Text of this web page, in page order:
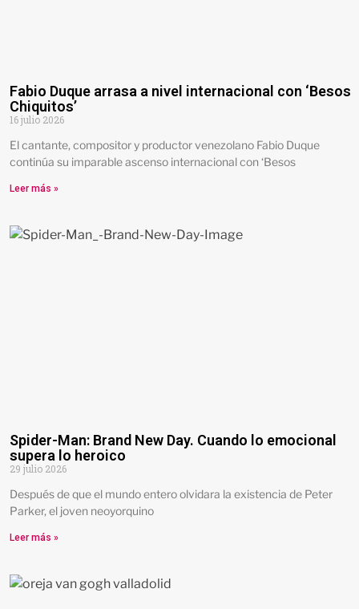
Fabio Duque arrasa a nivel internacional con ‘Besos
Chiquitos’
16 julio 2026
El cantante, compositor y productor venezolano Fabio Duque
continúa su imparable ascenso internacional con ‘Besos
Leer más »
Spider-Man: Brand New Day. Cuando lo emocional
supera lo heroico
29 julio 2026
Después de que el mundo entero olvidara la existencia de Peter
Parker, el joven neoyorquino
Leer más »